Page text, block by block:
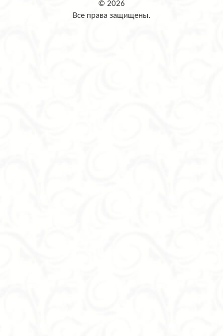
© 2026
Все права защищены.